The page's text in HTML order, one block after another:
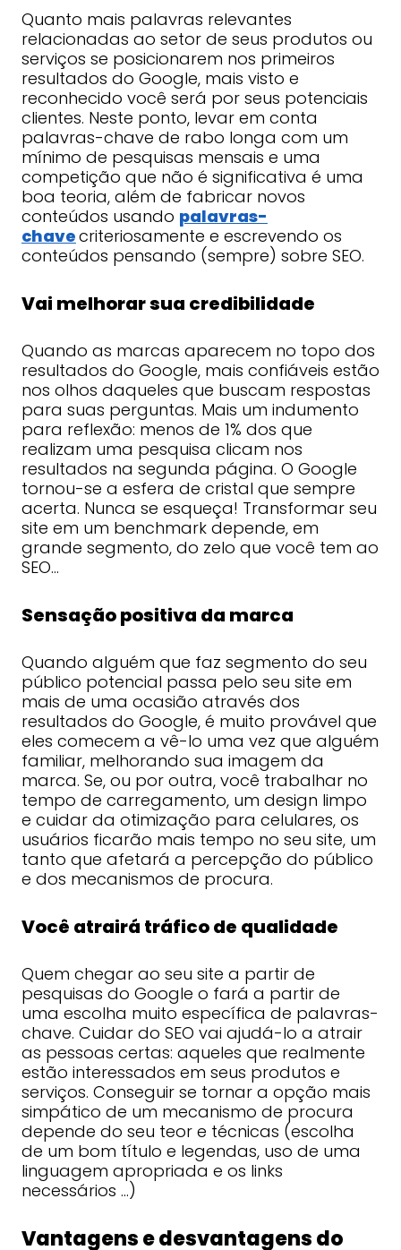
Quanto mais palavras relevantes
relacionadas ao setor de seus produtos ou
serviços se posicionarem nos primeiros
resultados do Google, mais visto e
reconhecido você será por seus potenciais
clientes. Neste ponto, levar em conta
palavras-chave de rabo longa com um
mínimo de pesquisas mensais e uma
competição que não é significativa é uma
boa teoria, além de fabricar novos
conteúdos usando palavras-
chavecriteriosamente e escrevendo os
conteúdos pensando (sempre) sobre SEO.
Vai melhorar sua credibilidade
Quando as marcas aparecem no topo dos
resultados do Google, mais confiáveis estão
nos olhos daqueles que buscam respostas
para suas perguntas. Mais um indumento
para reflexão: menos de 1% dos que
realizam uma pesquisa clicam nos
resultados na segunda página. O Google
tornou-se a esfera de cristal que sempre
acerta. Nunca se esqueça! Transformar seu
site em um benchmark depende, em
grande segmento, do zelo que você tem ao
SEO…
Sensação positiva da marca
Quando alguém que faz segmento do seu
público potencial passa pelo seu site em
mais de uma ocasião através dos
resultados do Google, é muito provável que
eles comecem a vê-lo uma vez que alguém
familiar, melhorando sua imagem da
marca. Se, ou por outra, você trabalhar no
tempo de carregamento, um design limpo
e cuidar da otimização para celulares, os
usuários ficarão mais tempo no seu site, um
tanto que afetará a percepção do público
e dos mecanismos de procura.
Você atrairá tráfico de qualidade
Quem chegar ao seu site a partir de
pesquisas do Google o fará a partir de
uma escolha muito específica de palavras-
chave. Cuidar do SEO vai ajudá-lo a atrair
as pessoas certas: aqueles que realmente
estão interessados em seus produtos e
serviços. Conseguir se tornar a opção mais
simpático de um mecanismo de procura
depende do seu teor e técnicas (escolha
de um bom título e legendas, uso de uma
linguagem apropriada e os links
necessários …)
Vantagens e desvantagens do